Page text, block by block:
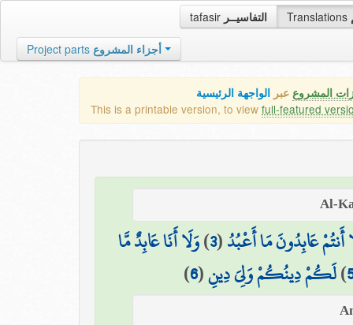
tafasir التفاسيــر Translations
Project parts أجزاء المشروع
المشروع عبر الواجهة الرئيسية
This is a printable version, to view full-featured
أَنتُمْ عَابِدُونَ مَا أَعْبُدُ(
3
)وَلَا أَنَا عَابِدٌ مَّا
)لَكُمْ دِينُكُمْ وَلِيَ دِينِ(
6
)